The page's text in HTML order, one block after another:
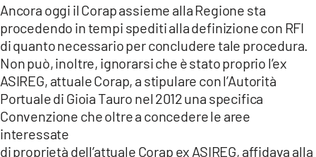
Ancora oggi il Corap assieme alla Regione sta
procedendo in tempi spediti alla definizione con RFI
di quanto necessario per concludere tale procedura.
Non può, inoltre, ignorarsi che è stato proprio l’ex
ASIREG, attuale Corap, a stipulare con l’Autorità
Portuale di Gioia Tauro nel 2012 una specifica
Convenzione che oltre a concedere le aree
interessate
di proprietà dell’attuale Corap ex ASIREG, affidava alla